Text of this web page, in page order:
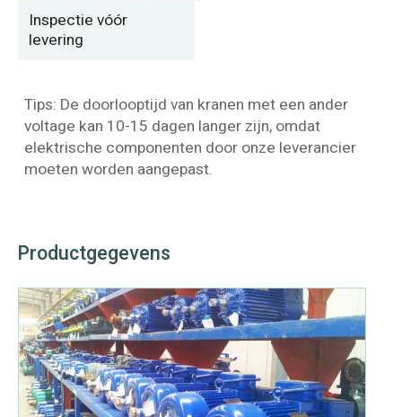
Inspectie vóór
levering
Tips: De doorlooptijd van kranen met een ander
voltage kan 10-15 dagen langer zijn, omdat
elektrische componenten door onze leverancier
moeten worden aangepast.
Productgegevens